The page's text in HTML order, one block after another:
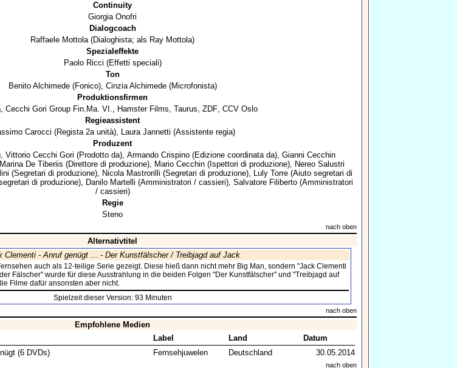
Continuity
Giorgia Onofri
Dialogcoach
Raffaele Mottola(Dialoghista; als Ray Mottola)
Spezialeffekte
Paolo Ricci (Effetti speciali)
Ton
Benito Alchimede(Fonico), Cinzia Alchimede(Microfonista)
Produktionsfirmen
, Cecchi Gori Group Fin.Ma. VI., Hamster Films, Taurus, ZDF, CCV Oslo
Regieassistent
Carocci (Regista 2a unità), Laura Jannetti (Assistente regia)
Produzent
Vittorio Cecchi Gori (Prodotto da), Armando Crispino (Edizione coordinata da), Gianni Cecchin
Marina De Tiberiis (Direttore di produzione), Mario Cecchin(Ispettori di produzione), Nereo Salustri
(Segretari di produzione), Nicola Mastrorilli (Segretari di produzione), Luly Torre(Aiuto segretari di
di produzione), Danilo Martelli (Amministratori / cassieri), Salvatore Filiberto (Amministratori
/ cassieri)
Regie
Steno
nach oben
Alternativtitel
Clementi - Anruf genügt ... - Der Kunstfälscher / Treibjagd auf Jack
auch als 12-teilige Serie gezeigt. Diese hieß dann nicht mehr Big Man, sondern "Jack Clementi
Fälscher" wurde für diese Ausstrahlung in die beiden Folgen "Der Kunstfälscher" und "Treibjagd auf
Filme dafür ansonsten aber nicht.
Spielzeit dieser Version: 93 Minuten
nach oben
Empfohlene Medien
Label Land
Datum
(6 DVDs) Fernsehjuwelen Deutschland 30.05.2014
nach oben